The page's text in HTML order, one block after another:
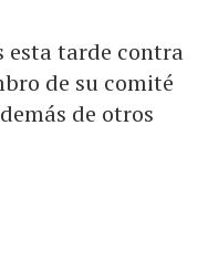
esta tarde contra
de su comité
de otros